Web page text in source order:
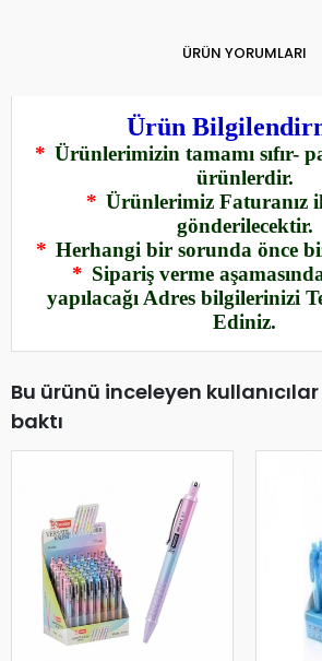
ÜRÜN YORUMLARI
Ürün
* Ürünlerimizin tamamı sıfır-
ürünlerdir.
* Ürünlerimiz Faturanız
gönderilecektir.
* Herhangi bir sorunda önce
* Sipariş verme
yapılacağı Adres bilgilerinizi
Ediniz.
Bu ürünü inceleyen
baktı